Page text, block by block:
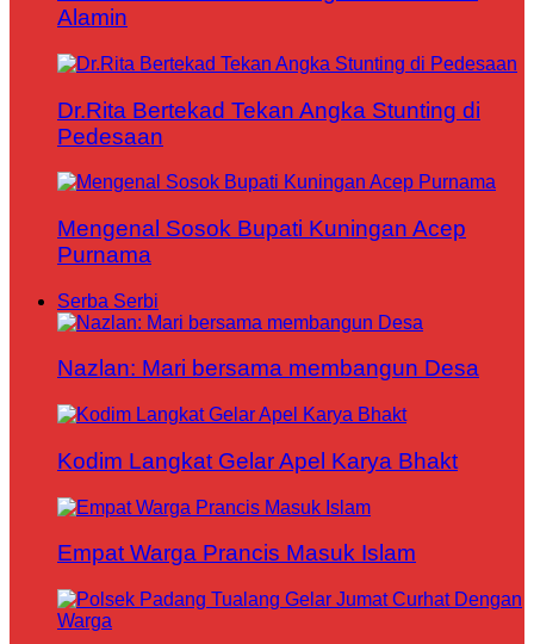
Alamin
Dr.Rita Bertekad Tekan Angka Stunting di
Pedesaan
Mengenal Sosok Bupati Kuningan Acep
Purnama
Serba Serbi
Nazlan: Mari bersama membangun Desa
Kodim Langkat Gelar Apel Karya Bhakt
Empat Warga Prancis Masuk Islam